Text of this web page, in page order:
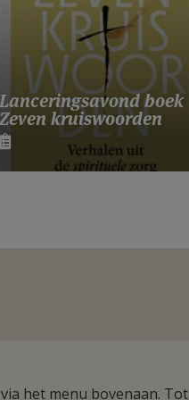
Lanceringsavond boek
Zeven kruiswoorden
het menu bovenaan. Tot